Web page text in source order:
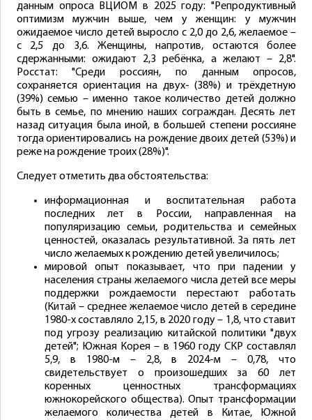
данным опроса ВЦИОМ в 2025 году: "Репродуктивный
оптимизм мужчин выше, чем у женщин: у мужчин
ожидаемое число детей выросло с 2,0 до 2,6, желаемое –
с 2,5 до 3,6. Женщины, напротив, остаются более
сдержанными: ожидают 2,3 ребёнка, а желают – 2,8".
Росстат: "Среди россиян, по данным опросов,
сохраняется ориентация на двух- (38%) и трёхдетную
(39%) семью – именно такое количество детей должно
быть в семье, по мнению наших сограждан. Десять лет
назад ситуация была иной, в большей степени россияне
тогда ориентировались на рождение двоих детей (53%) и
реже на рождение троих (28%)".
Следует отметить два обстоятельства:
информационная и воспитательная работа
последних лет в России, направленная на
популяризацию семьи, родительства и семейных
ценностей, оказалась результативной. За пять лет
число желаемых к рождению детей увеличилось;
мировой опыт показывает, что при падении у
населения страны желаемого числа детей все меры
поддержки рождаемости перестают работать
(Китай – среднее желаемое число детей в середине
1980-х составляло 2,15, в 2020 году – 1,8, что ставит
под угрозу реализацию китайской политики "двух
детей"; Южная Корея – в 1960 году СКР составлял
5,9, в 1980-м – 2,8, в 2024-м – 0,78, что
свидетельствует о произошедших за 60 лет
коренных ценностных трансформациях
южнокорейского общества). Опыт трансформации
желаемого количества детей в Китае, Южной